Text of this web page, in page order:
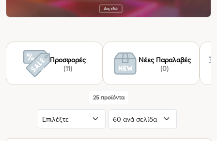
Προσφορές
(11)
Νέες Παραλαβές
(0)
25 προϊόντα